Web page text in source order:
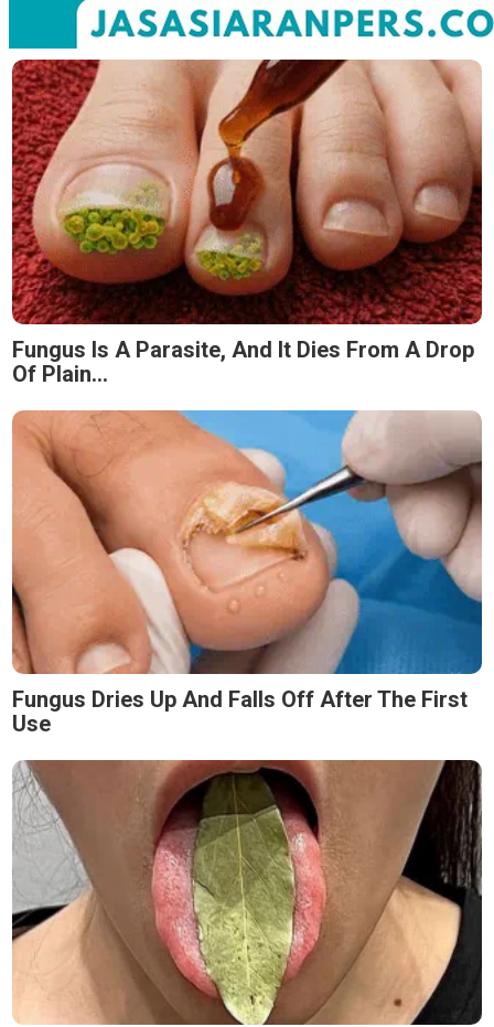
Fungus Is A Parasite, And It Dies From A Drop
Of Plain...
Fungus Dries Up And Falls Off After The First
Use